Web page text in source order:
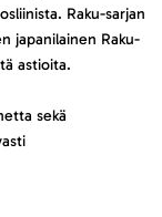
Raku-sarjan
japanilainen Raku-
astioita.
sekä